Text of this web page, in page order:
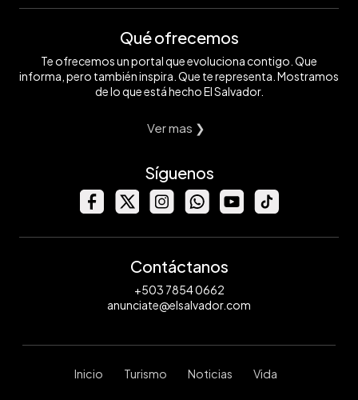
Qué ofrecemos
Te ofrecemos un portal que evoluciona contigo. Que
informa, pero también inspira. Que te representa. Mostramos
de lo que está hecho El Salvador.
Ver mas ❯
Síguenos
Contáctanos
+503 7854 0662
anunciate@elsalvador.com
Inicio Turismo Noticias Vida